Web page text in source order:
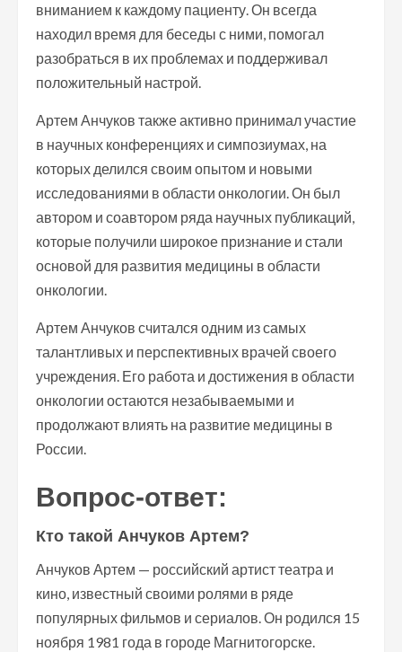
вниманием к каждому пациенту. Он всегда
находил время для беседы с ними, помогал
разобраться в их проблемах и поддерживал
положительный настрой.
Артем Анчуков также активно принимал участие
в научных конференциях и симпозиумах, на
которых делился своим опытом и новыми
исследованиями в области онкологии. Он был
автором и соавтором ряда научных публикаций,
которые получили широкое признание и стали
основой для развития медицины в области
онкологии.
Артем Анчуков считался одним из самых
талантливых и перспективных врачей своего
учреждения. Его работа и достижения в области
онкологии остаются незабываемыми и
продолжают влиять на развитие медицины в
России.
Вопрос-ответ:
Кто такой Анчуков Артем?
Анчуков Артем — российский артист театра и
кино, известный своими ролями в ряде
популярных фильмов и сериалов. Он родился 15
ноября 1981 года в городе Магнитогорске.